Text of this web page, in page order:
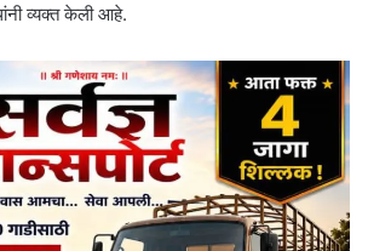
व्यक्त केली आहे.